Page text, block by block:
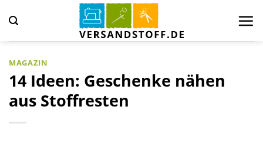
Inhalt
springen
MAGAZIN
14 Ideen: Geschenke nähen
aus Stoffresten